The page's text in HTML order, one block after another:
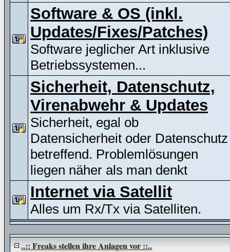
Software & OS (inkl.
Updates/Fixes/Patches)
Software jeglicher Art inklusive
Betriebssystemen...
Sicherheit, Datenschutz,
Virenabwehr & Updates
Sicherheit, egal ob
Datensicherheit oder Datenschutz
betreffend. Problemlösungen
liegen näher als man denkt
Internet via Satellit
Alles um Rx/Tx via Satelliten.
..:: Freaks stellen ihre Anlagen vor ::..